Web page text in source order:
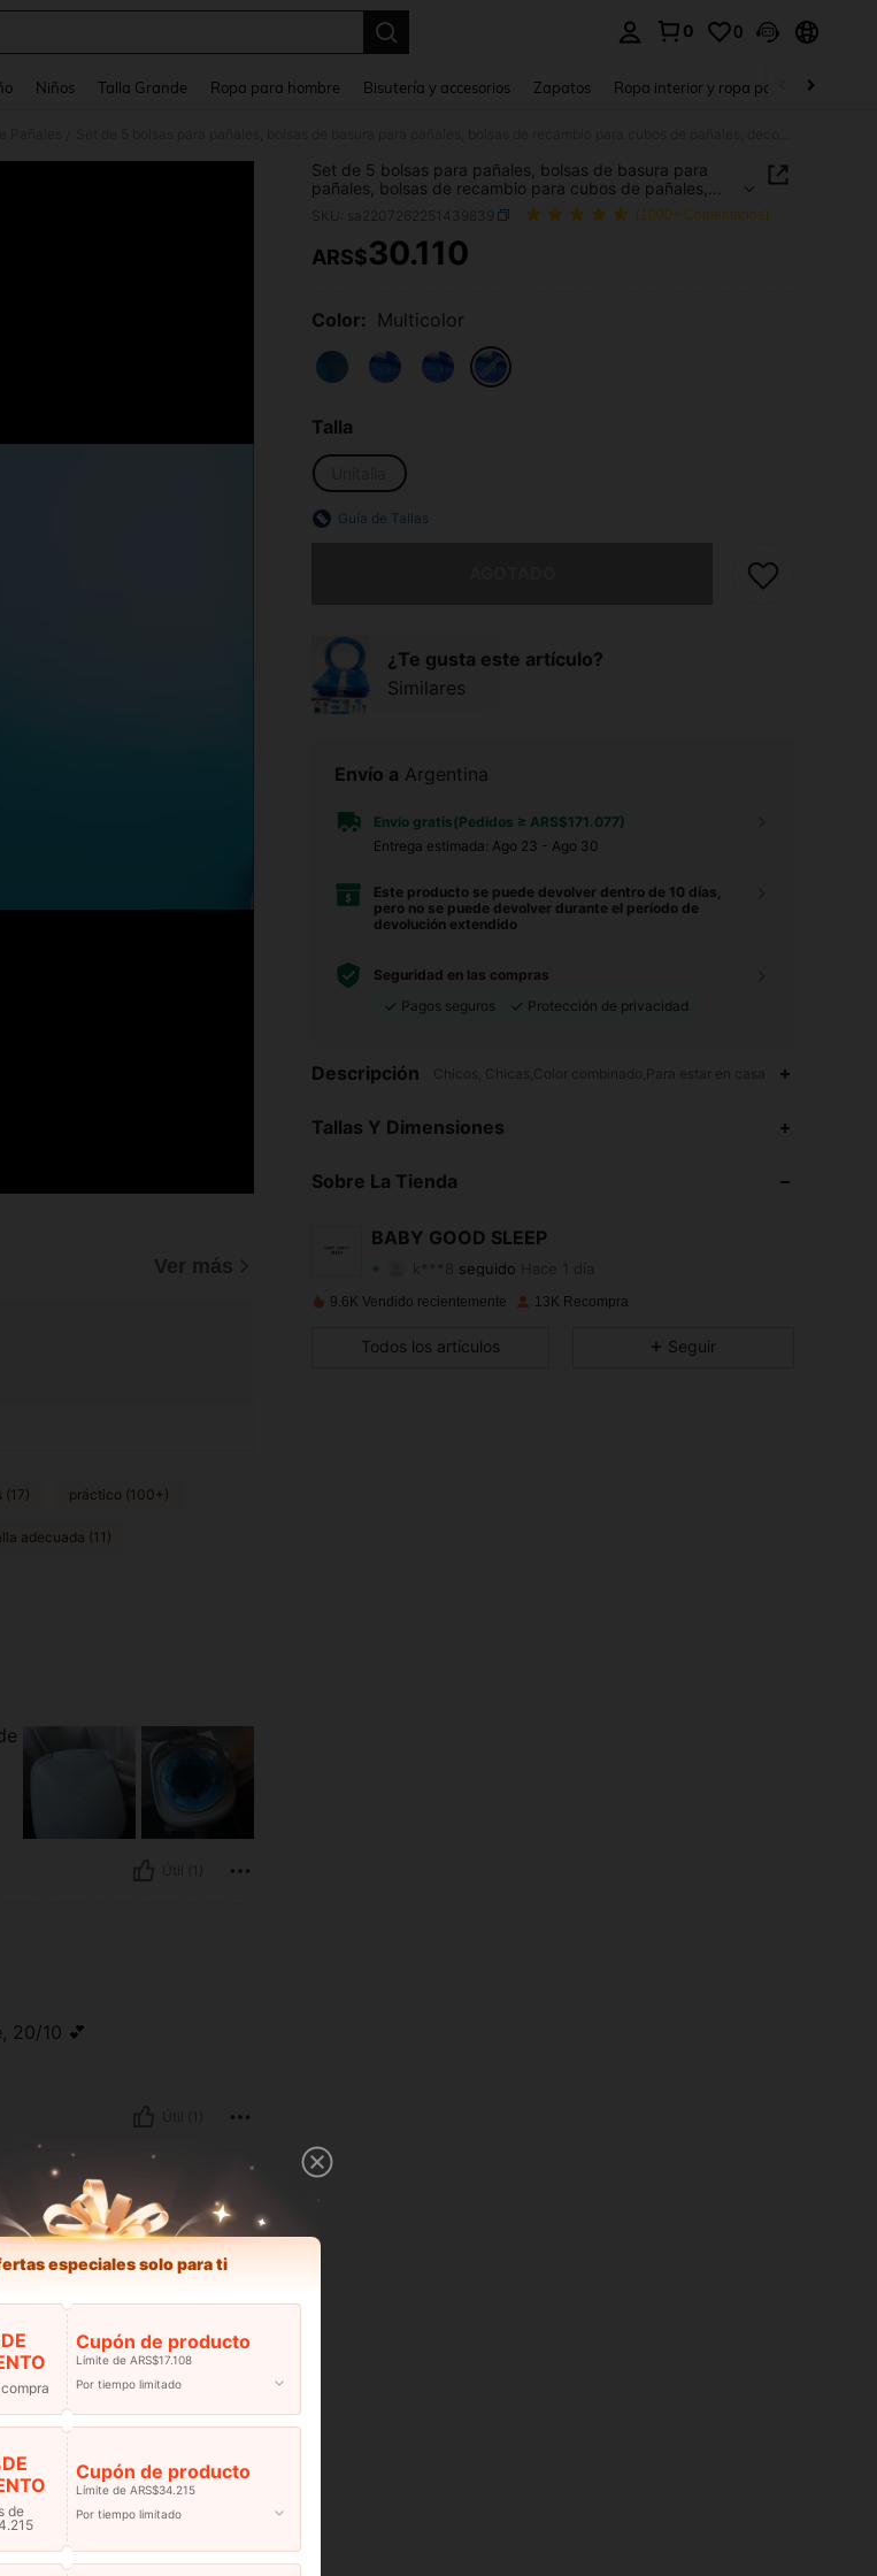
0 0
Niños Talla Grande Ropa para hombre Bisutería y accesorios Zapatos Ropa interior y ropa para dormir
Ver más
(17) práctico (100+)
adecuada (11)
20/10 💕
Útil (0)
Set de 5 bolsas para pañales, bolsas de basura para
pañales, bolsas de recambio para cubos de pañales,
decoraciones y regalos para el baby shower familiar(1000+ Comentarios)
PRICE AND AVAILABILITY
ARS$30.110
Color: Multicolor
Talla
Guía de Tallas
¿Te gusta este artículo?
Similares
Envío a Argentina
Envío gratis(Pedidos ≥ ARS$171.077)
Entrega estimada: Ago 23 - Ago 30
Este producto se puede devolver dentro de 10 días,
pero no se puede devolver durante el período de
devolución extendido
Seguridad en las compras
Pagos seguros
Protección de privacidad
Descripción Chicos, Chicas,Color combinado,Para estar en casa
Tallas Y Dimensiones
Sobre La Tienda
BABY GOOD SLEEP
4,95 Calificación 11
9.6K Vendido recientemente 13K Recompra
Todos los artículos Seguir
especiales solo para ti
Cupón de producto
Límite de ARS$17.108
Por tiempo limitado
de
Cupón de producto
Límite de ARS$34.215
Por tiempo limitado